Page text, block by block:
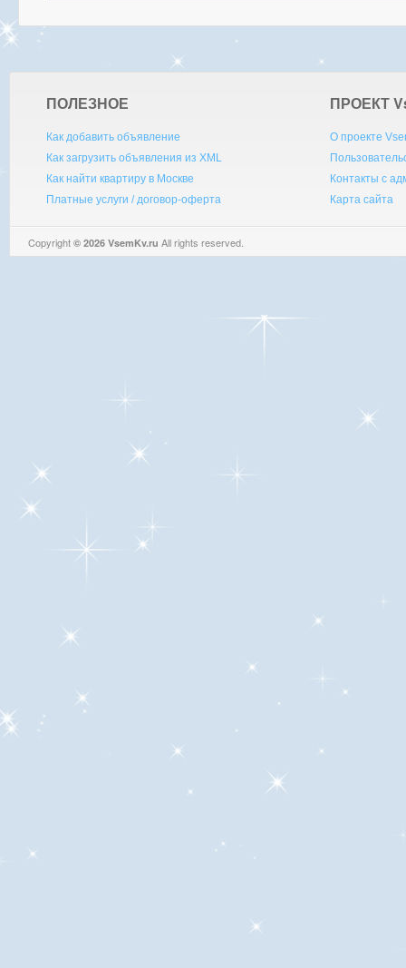
ПОЛЕЗНОЕ
Как добавить объявление
Как загрузить объявления из XML
Как найти квартиру в Москве
Платные услуги / договор-оферта
ПРОЕКТ V
О проекте
Контакты с
Карта сайта
Copyright © 2026 VsemKv.ru All rights reserved.